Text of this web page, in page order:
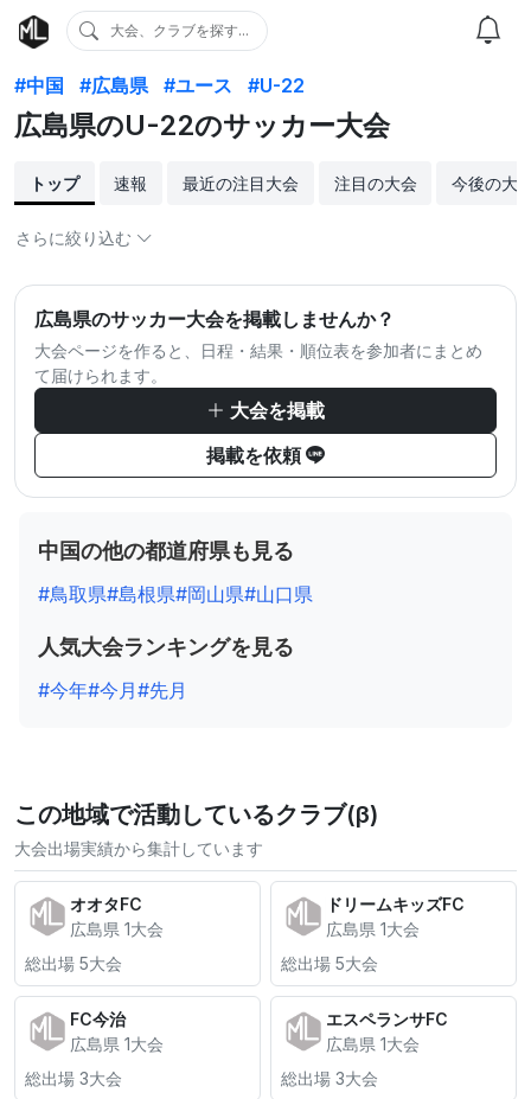
大会、クラブを探す...
#中国 #広島県 #ユース #U-22
広島県のU-22のサッカー大会
トップ 速報 最近の注目大会 注目の大会 今後の大
さらに絞り込む
広島県のサッカー大会を掲載しませんか？
大会ページを作ると、日程・結果・順位表を参加者にまとめ
て届けられます。
大会を掲載
掲載を依頼
中国の他の都道府県も見る
#鳥取県#島根県#岡山県#山口県
人気大会ランキングを見る
#今年#今月#先月
この地域で活動しているクラブ(β)
大会出場実績から集計しています
オオタFC
広島県 1大会
総出場 5大会
ドリームキッズFC
広島県 1大会
総出場 5大会
FC今治
広島県 1大会
総出場 3大会
エスペランサFC
広島県 1大会
総出場 3大会